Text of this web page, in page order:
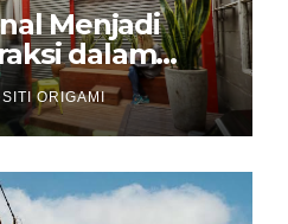
Menjadi
dalam
Arsitektur
SITI ORIGAMI